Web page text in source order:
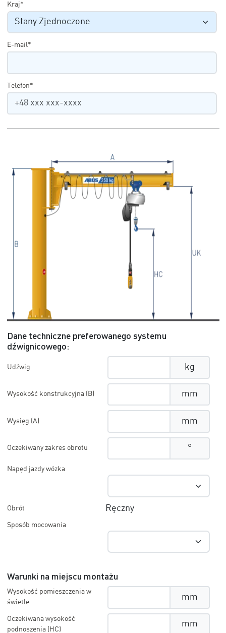
Kraj*
E-mail*
Telefon*
Dane techniczne preferowanego systemu
dźwignicowego:
Udźwig kg
Wysokość konstrukcyjna (B) mm
Wysięg (A) mm
Oczekiwany zakres obrotu °
Napęd jazdy wózka
Obrót Ręczny
Sposób mocowania
Warunki na miejscu montażu
Wysokość pomieszczenia w
świetle
mm
Oczekiwana wysokość
podnoszenia (HC)
mm